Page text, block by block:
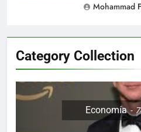
Mohammad
Category Collection
Economía